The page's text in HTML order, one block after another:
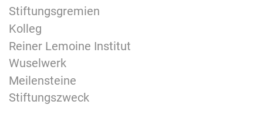
Stiftungsgremien
Kolleg
Reiner Lemoine Institut
Wuselwerk
Meilensteine
Stiftungszweck